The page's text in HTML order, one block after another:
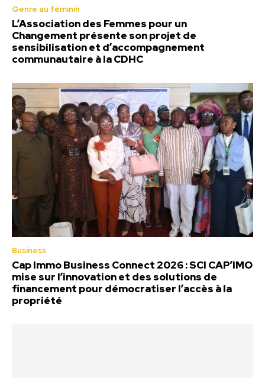
Genre au féminin
L’Association des Femmes pour un
Changement présente son projet de
sensibilisation et d’accompagnement
communautaire à la CDHC
Business
Cap Immo Business Connect 2026 : SCI CAP’IMO
mise sur l’innovation et des solutions de
financement pour démocratiser l’accès à la
propriété